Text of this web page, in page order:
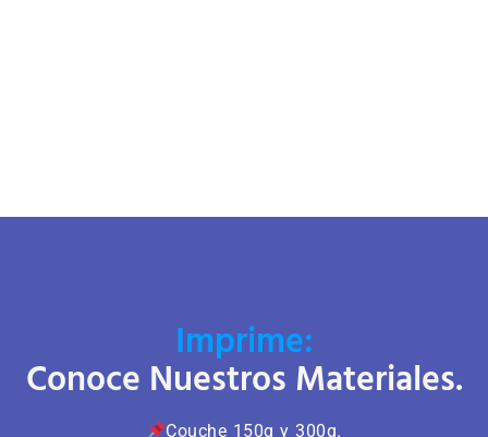
Imprime:
Conoce Nuestros Materiales.
Couche 150g y 300g.